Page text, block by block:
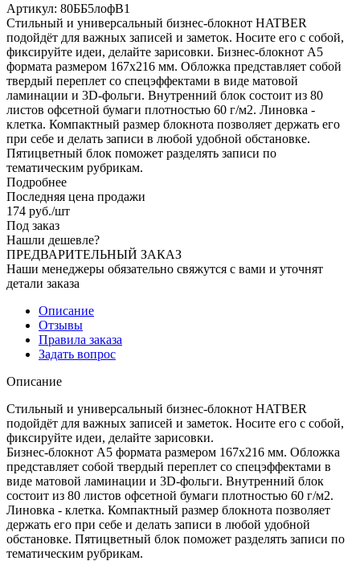
Артикул: 80ББ5лофВ1
Стильный и универсальный бизнес-блокнот HATBER
подойдёт для важных записей и заметок. Носите его с собой,
фиксируйте идеи, делайте зарисовки. Бизнес-блокнот А5
формата размером 167х216 мм. Обложка представляет собой
твердый переплет со спецэффектами в виде матовой
ламинации и 3D-фольги. Внутренний блок состоит из 80
листов офсетной бумаги плотностью 60 г/м2. Линовка -
клетка. Компактный размер блокнота позволяет держать его
при себе и делать записи в любой удобной обстановке.
Пятицветный блок поможет разделять записи по
тематическим рубрикам.
Подробнее
Последняя цена продажи
174 руб./шт
Под заказ
Нашли дешевле?
ПРЕДВАРИТЕЛЬНЫЙ ЗАКАЗ
Наши менеджеры обязательно свяжутся с вами и уточнят
детали заказа
Описание
Отзывы
Правила заказа
Задать вопрос
Описание
Стильный и универсальный бизнес-блокнот HATBER
подойдёт для важных записей и заметок. Носите его с собой,
фиксируйте идеи, делайте зарисовки.
Бизнес-блокнот А5 формата размером 167х216 мм. Обложка
представляет собой твердый переплет со спецэффектами в
виде матовой ламинации и 3D-фольги. Внутренний блок
состоит из 80 листов офсетной бумаги плотностью 60 г/м2.
Линовка - клетка. Компактный размер блокнота позволяет
держать его при себе и делать записи в любой удобной
обстановке. Пятицветный блок поможет разделять записи по
тематическим рубрикам.